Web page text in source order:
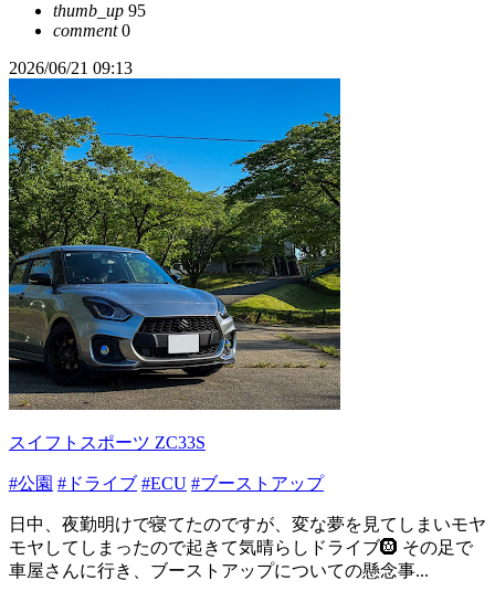
thumb_up 95
comment0
2026/06/21 09:13
スイフトスポーツ ZC33S
#公園 #ドライブ #ECU #ブーストアップ
日中、夜勤明けで寝てたのですが、変な夢を見てしまいモヤ
モヤしてしまったので起きて気晴らしドライブ🛞 その足で
車屋さんに行き、ブーストアップについての懸念事...